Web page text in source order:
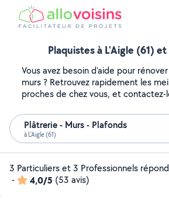
Plaquistes à L'Aigle (61)
Vous avez besoin d'aide pour
murs ? Retrouvez rapidement les
proches de chez vous, et contactez-
Plâtrerie - Murs - Plafonds
à L'Aigle (61)
3 Particuliers et 3 Professionnels
-
4,0/5 (53 avis)